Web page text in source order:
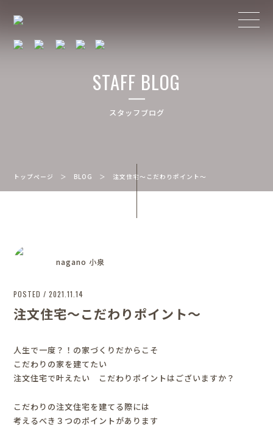
STAFF BLOG
スタッフブログ
トップページ ＞ BLOG ＞ 注文住宅～こだわりポイント～
nagano 小泉
POSTED / 2021.11.14
注文住宅～こだわりポイント～
人生で一度？！の家づくりだからこそ
こだわりの家を建てたい
注文住宅で叶えたい こだわりポイントはございますか？
こだわりの注文住宅を建てる際には
考えるべき３つのポイントがあります